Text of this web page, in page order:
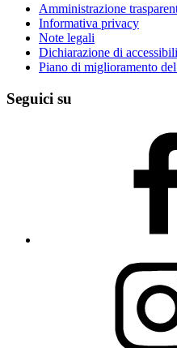
Amministrazione
Informativa privacy
Note legali
Dichiarazione di
Piano di miglioramento
Seguici su